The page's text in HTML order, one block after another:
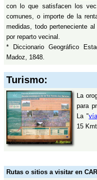
con lo que satisfacen los
comunes, o importe de la
medidas, todo perteneciente
por reparto vecinal.
* Diccionario Geográfico
Madoz, 1848.
Turismo:
La
para
La "vía
15
Rutas o sitios a visitar en